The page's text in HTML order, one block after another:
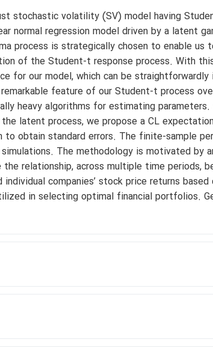
stochastic volatility (SV) model having
normal regression model driven by a latent
process is strategically chosen to enable
of the Student-t response process. With
for our model, which can be
feature of our Student-t process
heavy algorithms for estimating
latent process, we propose a CL
to obtain standard errors. The finite-sample
The methodology is motivated by
the relationship, across multiple time periods,
individual companies’ stock price returns
in selecting optimal financial portfolios.